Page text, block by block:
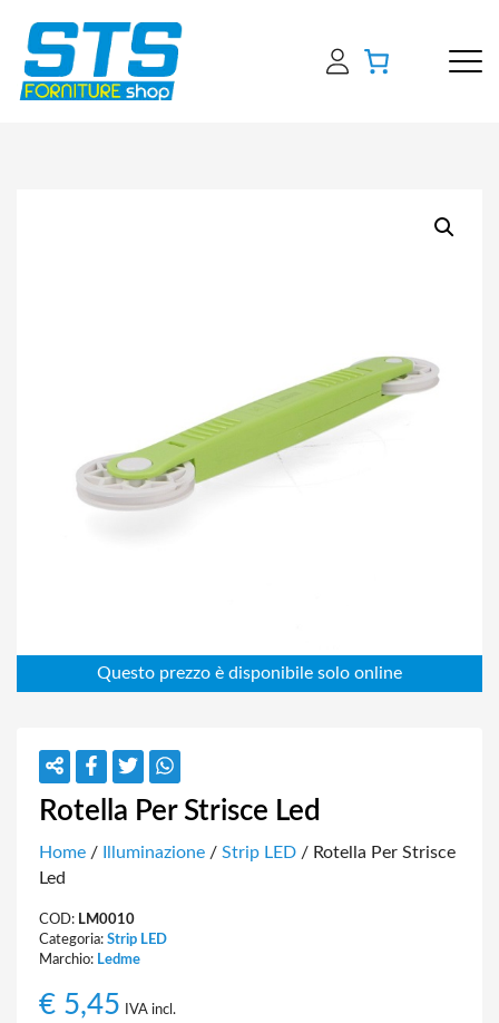
Rotella Per Strisce Led
Home / Illuminazione / Strip LED / Rotella Per Strisce
Led
COD: LM0010
Categoria: Strip LED
Marchio: Ledme
€ 5,45 IVA incl.